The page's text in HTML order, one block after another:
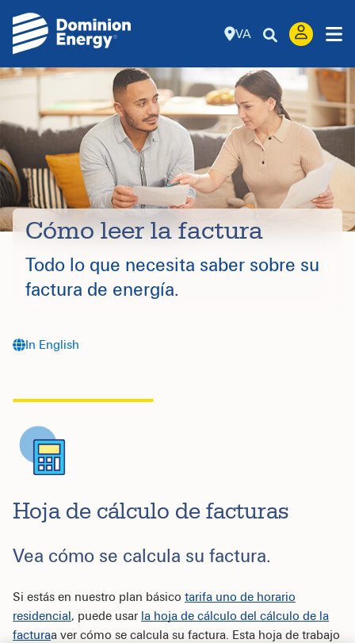
VA
Cómo leer la factura
Todo lo que necesita saber sobre su
factura de energía.
In English
Hoja de cálculo de facturas
Vea cómo se calcula su factura.
Si estás en nuestro plan básico tarifa uno de horario
residencial, puede usar la hoja de cálculo del cálculo de la
facturaa ver cómo se calcula su factura. Esta hoja de trabajo